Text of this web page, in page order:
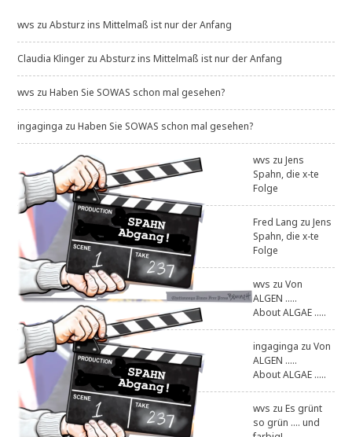
wvs zuAbsturz ins Mittelmaß ist nur der Anfang
Claudia Klinger zuAbsturz ins Mittelmaß ist nur der Anfang
wvs zuHaben Sie SOWAS schon mal gesehen?
ingaginga zuHaben Sie SOWAS schon mal gesehen?
wvs zuJens
Spahn, die x-te
Folge
Fred Lang zuJens
Spahn, die x-te
Folge
wvs zuVon
ALGEN .....
About ALGAE .....
ingaginga zuVon
ALGEN .....
About ALGAE .....
wvs zuEs grünt
so grün .... und